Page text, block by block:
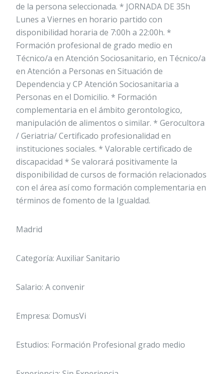
de la persona seleccionada. * JORNADA DE 35h
Lunes a Viernes en horario partido con
disponibilidad horaria de 7:00h a 22:00h. *
Formación profesional de grado medio en
Técnico/a en Atención Sociosanitario, en Técnico/a
en Atención a Personas en Situación de
Dependencia y CP Atención Sociosanitaria a
Personas en el Domicilio. * Formación
complementaria en el ámbito gerontologico,
manipulación de alimentos o similar. * Gerocultora
/ Geriatria/ Certificado profesionalidad en
instituciones sociales. * Valorable certificado de
discapacidad * Se valorará positivamente la
disponibilidad de cursos de formación relacionados
con el área así como formación complementaria en
términos de fomento de la Igualdad.
Madrid
Categoría: Auxiliar Sanitario
Salario: A convenir
Empresa: DomusVi
Estudios: Formación Profesional grado medio